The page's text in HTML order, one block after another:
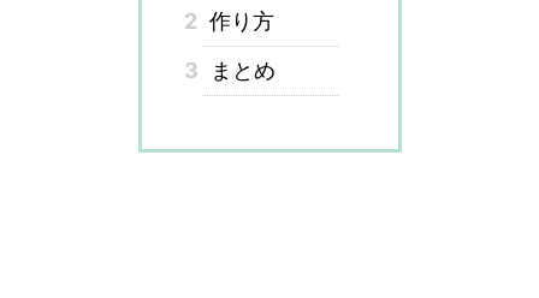
2 作り方
3
まとめ